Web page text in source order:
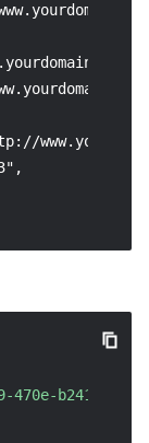
470e-b241-